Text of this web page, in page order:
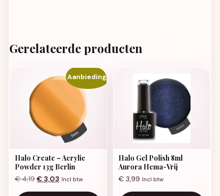
Gerelateerde producten
Aanbieding!
Halo Create – Acrylic
Powder 13g Berlin
€4,19 Oorspronkelijke prijs was: € 4,19.
€ 3,03 Huidige prijs is: € 3,03.
Incl btw
Halo Gel Polish 8ml
Aurora Hema-Vrij
€ 3,99 Incl btw